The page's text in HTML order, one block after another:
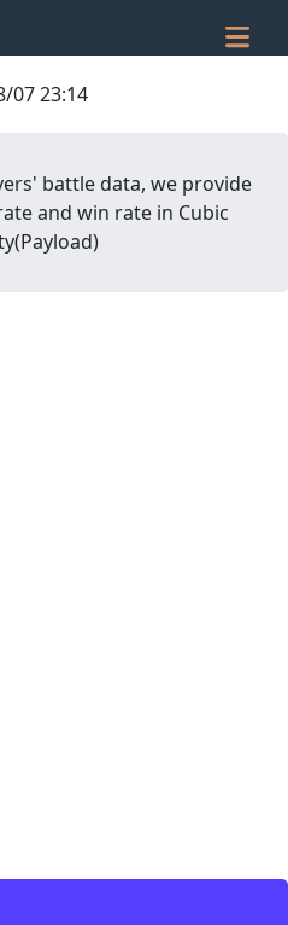
07 23:14
battle data, we provide
and win rate in Cubic
(Payload)